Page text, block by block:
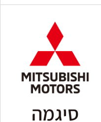
סיגמה